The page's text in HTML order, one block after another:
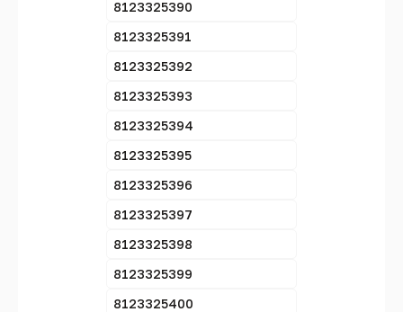
8123325390
8123325391
8123325392
8123325393
8123325394
8123325395
8123325396
8123325397
8123325398
8123325399
8123325400